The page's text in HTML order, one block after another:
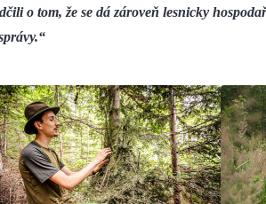
o tom, že se dá zároveň lesnicky